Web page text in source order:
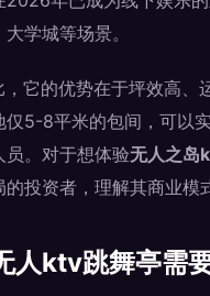
学城等场景。
它的优势在于坪效高、
仅5-8平米的包间，可以
员。对于想体验无人之岛
投资者，理解其商业模
人ktv跳舞亭需